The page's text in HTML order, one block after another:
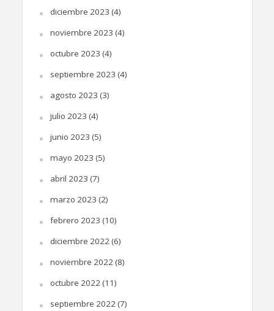
diciembre 2023 (4)
noviembre 2023 (4)
octubre 2023 (4)
septiembre 2023 (4)
agosto 2023 (3)
julio 2023 (4)
junio 2023 (5)
mayo 2023 (5)
abril 2023 (7)
marzo 2023 (2)
febrero 2023 (10)
diciembre 2022(6)
noviembre 2022(8)
octubre 2022(11)
septiembre 2022(7)